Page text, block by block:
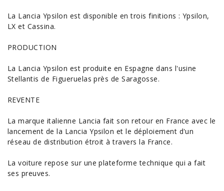
La Lancia Ypsilon est disponible en trois finitions : Ypsilon,
LX et Cassina.
PRODUCTION
La Lancia Ypsilon est produite en Espagne dans l'usine
Stellantis de Figueruelas près de Saragosse.
REVENTE
La marque italienne Lancia fait son retour en France avec le
lancement de la Lancia Ypsilon et le déploiement d'un
réseau de distribution étroit à travers la France.
La voiture repose sur une plateforme technique qui a fait
ses preuves.